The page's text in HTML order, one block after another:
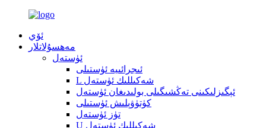
ئۆي
مەھسۇلاتلار
ئۈستەل
ئىجرائىيە ئۈستىلى
L شەكىللىك ئۈستەل
ئېگىزلىكىنى تەڭشىگىلى بولىدىغان ئۈستەل
كۈتۈۋېلىش ئۈستىلى
تۈز ئۈستەل
U شەكىللىك ئۈستەل